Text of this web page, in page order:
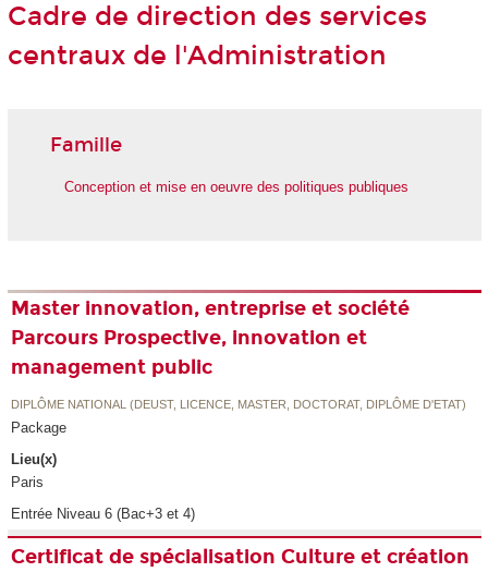
Cadre de direction des services
centraux de l'Administration
Famille
Conception et mise en oeuvre des politiques publiques
Master innovation, entreprise et société
Parcours Prospective, innovation et
management public
DIPLÔME NATIONAL (DEUST, LICENCE, MASTER, DOCTORAT, DIPLÔME D'ETAT)
Package
Lieu(x)
Paris
Entrée Niveau 6 (Bac+3 et 4)
Certificat de spécialisation Culture et création